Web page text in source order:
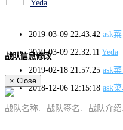
Yeda
2019-03-09 22:43:42 ask
2019-03-09 22:32:11 Yeda
2019-02-18 21:57:25 ask
2018-12-06 12:15:18 ask
战队信息修改
× Close
战队名称: 战队签名: 战队介绍: